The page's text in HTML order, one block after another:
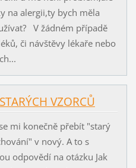
na alergii,ty bych měla
V žádném případě
či návštěvy lékaře nebo
VZORCŮ
mi konečně přebít "starý
v nový. A to s
odpovědí na otázku Jak